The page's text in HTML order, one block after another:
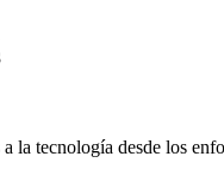
la tecnología desde los